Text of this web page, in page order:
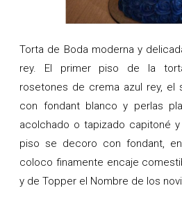
Torta de Boda moderna y
rey. El primer piso de la
rosetones de crema azul rey, el
con fondant blanco y perlas
acolchado o tapizado capitoné
piso se decoro con fondant,
coloco finamente encaje
y de Topper el Nombre de los